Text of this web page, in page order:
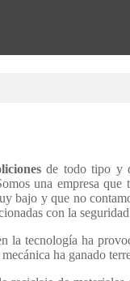
de todo tipo y
una empresa
bajo y que no
con la
tecnología ha
ha ganado